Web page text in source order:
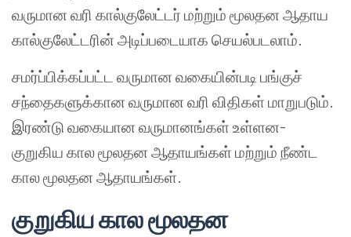
வருமான வரி கால்குலேட்டர் மற்றும் மூலதன ஆதாய
கால்குலேட்டரின் அடிப்படையாக செயல்படலாம்.
சமர்ப்பிக்கப்பட்ட வருமான வகையின்படி பங்குச்
சந்தைகளுக்கான வருமான வரி விதிகள் மாறுபடும்.
இரண்டு வகையான வருமானங்கள் உள்ளன-
குறுகிய கால மூலதன ஆதாயங்கள் மற்றும் நீண்ட
கால மூலதன ஆதாயங்கள்.
குறுகிய கால மூலதன